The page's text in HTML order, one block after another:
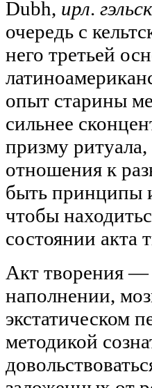
Dubh, ирл.
очередь с
него третьей
опыт старины
сильнее
призму
отношения к
быть принципы
чтобы
состоянии акта
Акт творения —
наполнении,
экстатическом
методикой